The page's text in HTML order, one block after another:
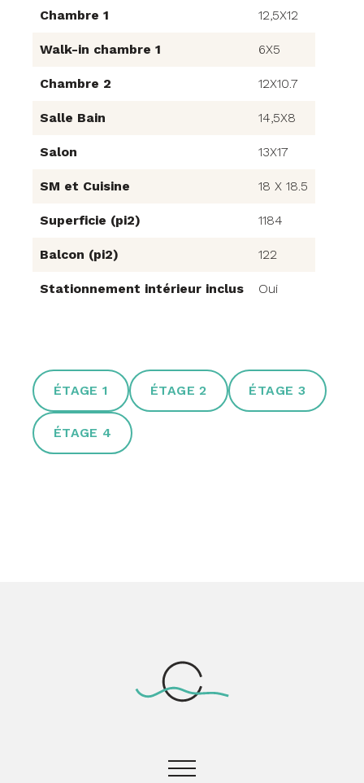
Chambre 1 12,5X12
Walk-in chambre 1 6X5
Chambre 2 12X10.7
Salle Bain 14,5X8
Salon 13X17
SM et Cuisine 18 X 18.5
Superficie (pi2) 1184
Balcon (pi2) 122
Stationnement intérieur inclus Oui
ÉTAGE 1 ÉTAGE 2 ÉTAGE 3
ÉTAGE 4